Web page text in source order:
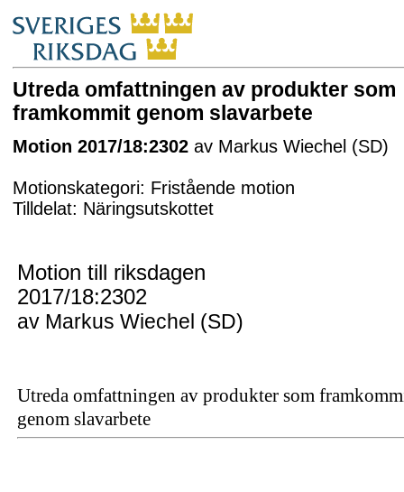
Utreda omfattningen av produkter som
framkommit genom slavarbete
Motion 2017/18:2302 av Markus Wiechel (SD)
Motionskategori: Fristående motion
Tilldelat: Näringsutskottet
Motion till riksdagen
2017/18:2302
av Markus Wiechel (SD)
Utreda omfattningen av produkter som
genom slavarbete